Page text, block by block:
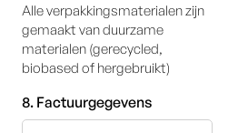
Alle verpakkingsmaterialen zijn
gemaakt van duurzame
materialen (gerecycled,
biobased of hergebruikt)
8. Factuurgegevens